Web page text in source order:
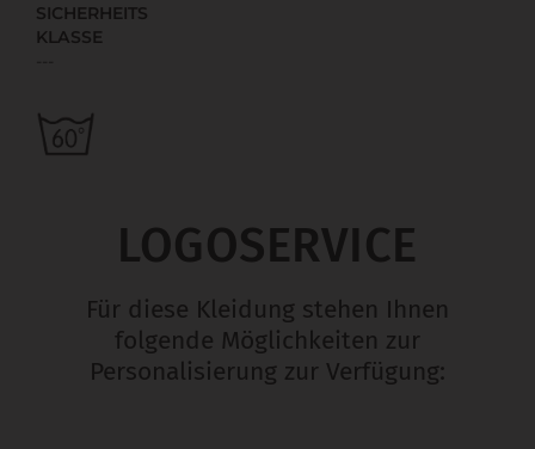
SICHERHEITS
KLASSE
LOGOSERVICE
Für diese Kleidung stehen Ihnen
folgende Möglichkeiten zur
Personalisierung zur Verfügung: